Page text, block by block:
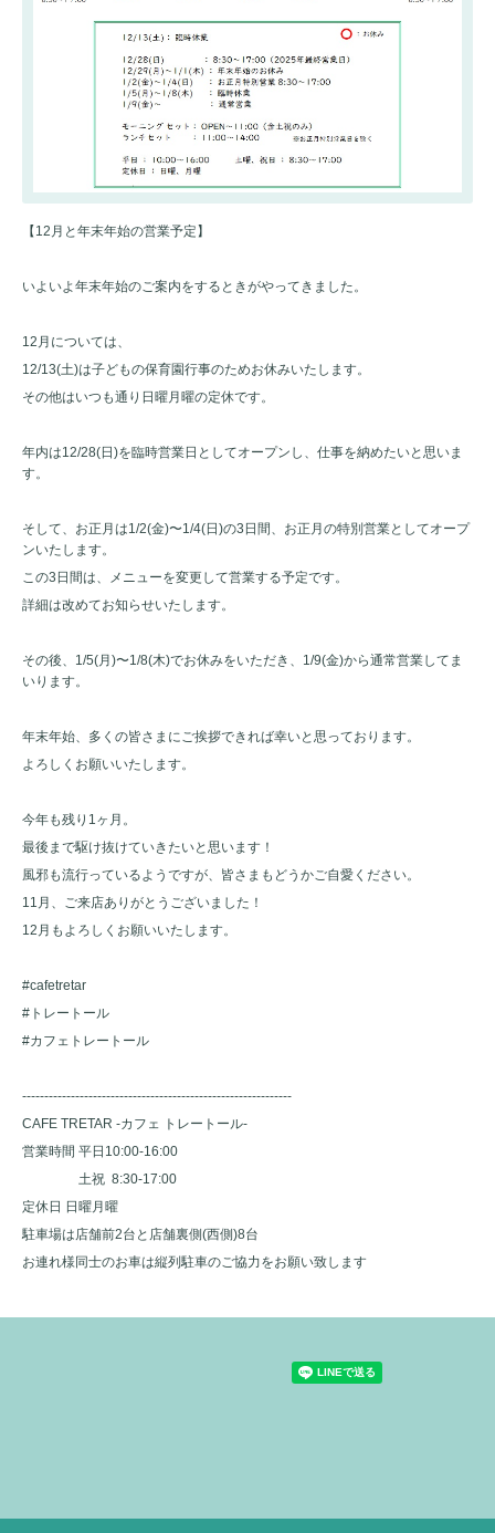
【12月と年末年始の営業予定】
いよいよ年末年始のご案内をするときがやってきました。
12月については、
12/13(土)は子どもの保育園行事のためお休みいたします。
その他はいつも通り日曜月曜の定休です。
年内は12/28(日)を臨時営業日としてオープンし、仕事を納めたいと思いま
す。
そして、お正月は1/2(金)〜1/4(日)の3日間、お正月の特別営業としてオープ
ンいたします。
この3日間は、メニューを変更して営業する予定です。
詳細は改めてお知らせいたします。
その後、1/5(月)〜1/8(木)でお休みをいただき、1/9(金)から通常営業してま
いります。
年末年始、多くの皆さまにご挨拶できれば幸いと思っております。
よろしくお願いいたします。
今年も残り1ヶ月。
最後まで駆け抜けていきたいと思います！
風邪も流行っているようですが、皆さまもどうかご自愛ください。
11月、ご来店ありがとうございました！
12月もよろしくお願いいたします。
#cafetretar
#トレートール
#カフェトレートール
-------------------------------------------------------------
CAFE TRETAR -カフェ トレートール-
営業時間 平日10:00-16:00
土祝 8:30-17:00
定休日 日曜月曜
駐車場は店舗前2台と店舗裏側(西側)8台
お連れ様同士のお車は縦列駐車のご協力をお願い致します